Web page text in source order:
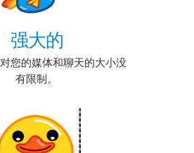
强大的
对您的媒体和聊天的大小没
有限制。